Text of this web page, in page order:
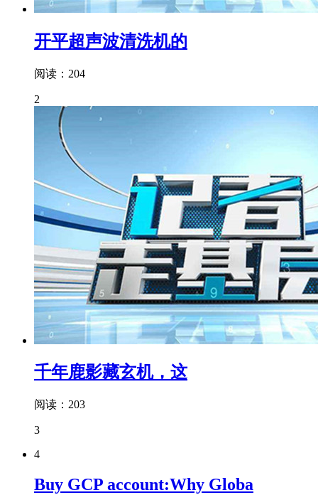
开平超声波清洗机的
阅读：204
2
千年鹿影藏玄机，这
阅读：203
3
4
Buy GCP account:Why Globa